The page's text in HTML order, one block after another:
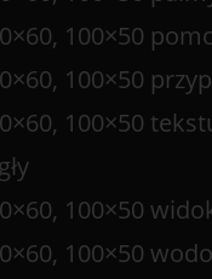
100×50
100×50
100×50
100×50
100×50